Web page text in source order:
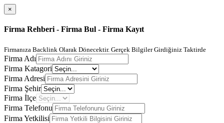
×
Firma Rehberi - Firma Bul - Firma Kayıt
Firmanıza Backlink Olarak Dönecektir. Gerçek Bilgiler Girdiğiniz Taktirde
Firma Adı
Firma Katagori
Firma Adresi
Firma Şehir
Firma İlçe
Firma Telefonu
Firma Yetkilisi